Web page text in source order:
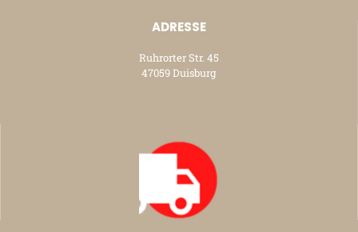
ADRESSE
Ruhrorter Str. 45
47059 Duisburg